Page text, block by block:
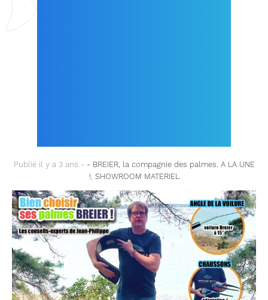
Publié il y a 3 ans - - BREIER, la compagnie des palmes, A LA UNE
!, SHOWROOM MATERIEL